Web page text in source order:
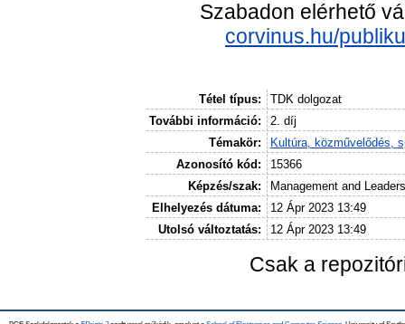
Szabadon elérhető
corvinus.hu/
Tétel típus:
TDK dolgozat
További információ:
2. díj
Témakör:
Kultúra, közművelődés,
Azonosító kód:
15366
Képzés/szak:
Management and
Elhelyezés dátuma:
12 Ápr 2023 13:49
Utolsó változtatás:
12 Ápr 2023 13:49
Csak a